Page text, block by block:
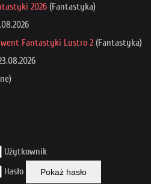
2026 (Fantastyka)
Fantastyki Lustro 2 (Fantastyka)
Użytkownik
Hasło
Pokaż hasło